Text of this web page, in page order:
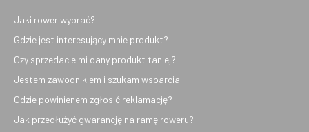
Jaki rower wybrać?
Gdzie jest interesujący mnie produkt?
Czy sprzedacie mi dany produkt taniej?
Jestem zawodnikiem i szukam wsparcia
Gdzie powinienem zgłosić reklamację?
Jak przedłużyć gwarancję na ramę roweru?